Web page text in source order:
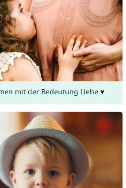
mit der Bedeutung Liebe ♥